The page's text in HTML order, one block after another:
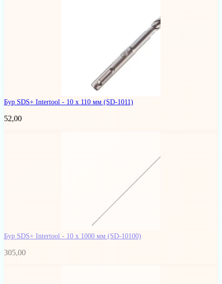
Бур SDS+ Intertool - 10 х 110 мм (SD-1011)
52,00
Бур SDS+ Intertool - 10 х 1000 мм (SD-10100)
305,00